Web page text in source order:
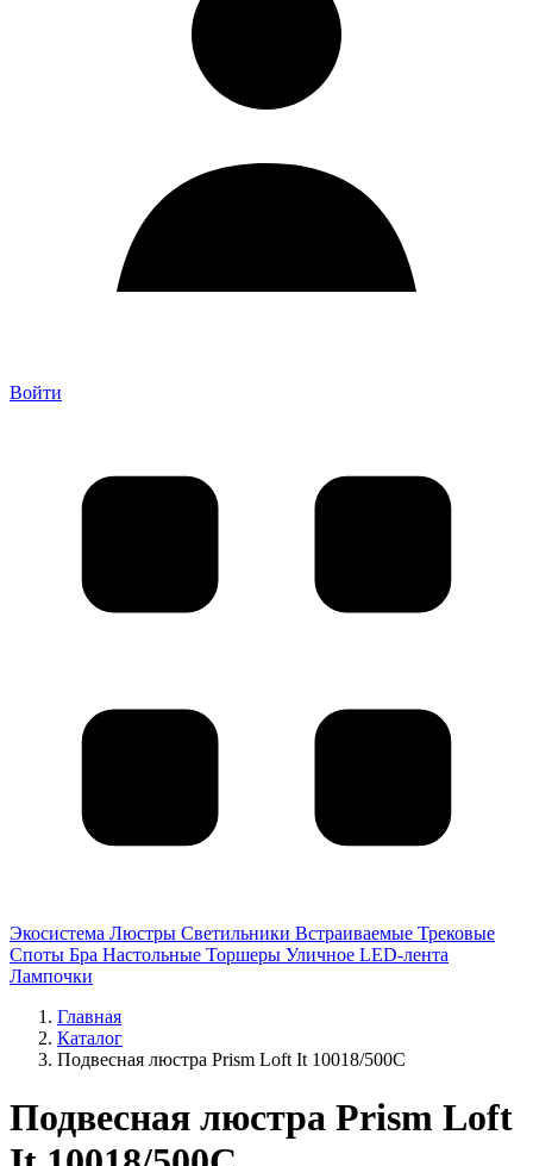
Войти
Экосистема Люстры Светильники Встраиваемые Трековые
Споты Бра Настольные Торшеры Уличное LED-лента
Лампочки
Главная
Каталог
Подвесная люстра Prism Loft It 10018/500C
Подвесная люстра Prism Loft